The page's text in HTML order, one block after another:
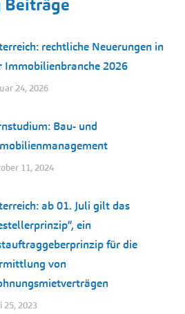
Beiträge
rechtliche Neuerungen in
Immobilienbranche 2026
24, 2026
Bau- und
11, 2024
ab 01. Juli gilt das
ein
für die
von
25, 2023